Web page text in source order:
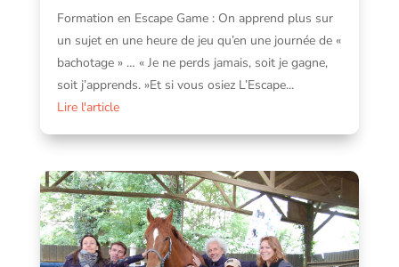
Formation en Escape Game : On apprend plus sur
un sujet en une heure de jeu qu’en une journée de «
bachotage » … « Je ne perds jamais, soit je gagne,
soit j’apprends. »Et si vous osiez L’Escape...
Lire l'article